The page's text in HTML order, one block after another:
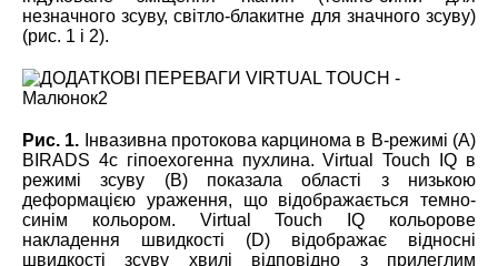
незначного зсуву, світло-блакитне для значного зсуву)
(рис. 1 і 2).
Рис. 1. Інвазивна протокова карцинома в B-режимі (А)
BIRADS 4с гіпоехогенна пухлина. Virtual Touch IQ в
режимі зсуву (В) показала області з низькою
деформацією ураження, що відображається темно-
синім кольором. Virtual Touch IQ кольорове
накладення швидкості (D) відображає відносні
швидкості зсуву хвилі відповідно з прилеглим